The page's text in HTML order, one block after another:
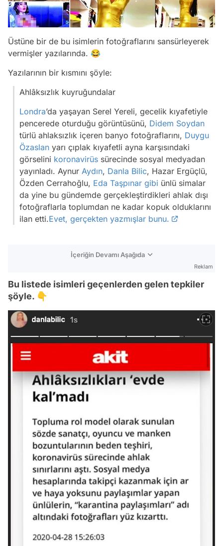
Üstüne bir de bu isimlerin fotoğraflarını sansürleyerek
vermişler yazılarında. 😂
Yazılarının bir kısmını şöyle:
Ahlâksızlık kuyruğundalar
Londra’da yaşayan Serel Yereli, gecelik kıyafetiyle
pencerede oturduğu görüntüsünü, Didem Soydan
türlü ahlaksızlık içeren banyo fotoğraflarını, Duygu
Özaslan yarı çıplak kıyafetli ayna karşısındaki
görselini koronavirüs sürecinde sosyal medyadan
yayınladı. Aynur Aydın, Danla Bilic, Hazar Ergüçlü,
Özden Cerrahoğlu, Eda Taşpınar gibi ünlü simalar
da yine bu gündemde gerçekleştirdikleri ahlak dışı
fotoğraflarla toplumdan ne kadar kopuk olduklarını
ilan etti.Evet, gerçekten yazmışlar bunu.
İçeriğin Devamı Aşağıda
Reklam
Bu listede isimleri geçenlerden gelen tepkiler
şöyle. 👇